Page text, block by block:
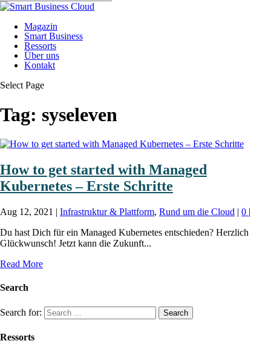
Magazin
Smart Business
Ressorts
Über uns
Kontakt
Select Page
Tag: syseleven
How to get started with Managed
Kubernetes – Erste Schritte
Aug 12, 2021 | Infrastruktur & Plattform, Rund um die Cloud | 0 |
Du hast Dich für ein Managed Kubernetes entschieden? Herzlich
Glückwunsch! Jetzt kann die Zukunft...
Read More
Search
Search for:
Ressorts